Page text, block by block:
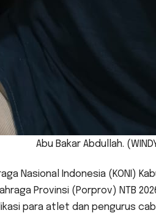
Abu Bakar Abdullah.
Nasional Indonesia (KONI)
Provinsi (Porprov) NTB
para atlet dan pengurus